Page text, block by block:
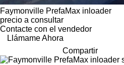
Faymonville PrefaMax inloader
precio a consultar
Contacte con el vendedor
Llámame Ahora
Compartir